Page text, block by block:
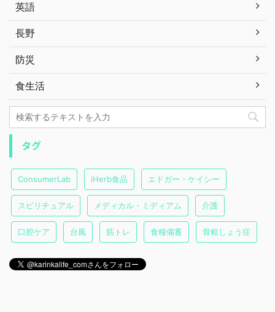
英語
長野
防災
食生活
タグ
ConsumerLab iHerb食品 エドガー・ケイシー
スピリチュアル メディカル・ミディアム 介護
口腔ケア 台風 筋トレ 食糧備蓄 骨粗しょう症